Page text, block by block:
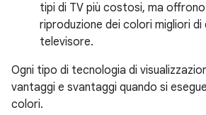
tipi di TV più costosi, ma
riproduzione dei colori migliori di
televisore.
Ogni tipo di tecnologia di
vantaggi e svantaggi quando si
colori.